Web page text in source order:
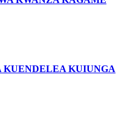
KUENDELEA KUIUNGA